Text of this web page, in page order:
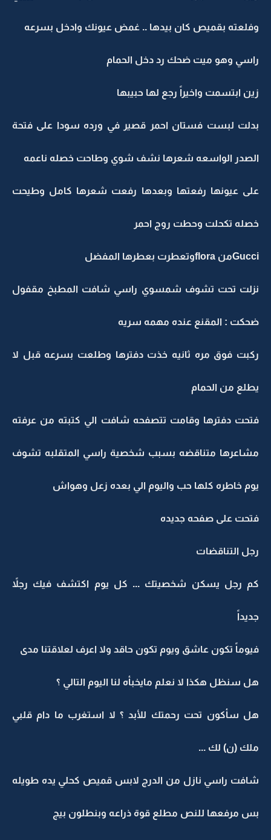
وفلعته بقميص كان بيدها .. غمض عيونك وادخل بسرعه
راسي وهو ميت ضحك رد دخل الحمام
زين ابتسمت واخيراً رجع لها حبيبها
بدلت لبست فستان احمر قصير في ورده سودا على فتحة
الصدر الواسعه شعرها نشف شوي وطاحت خصله ناعمه
على عيونها رفعتها وبعدها رفعت شعرها كامل وطيحت
خصله تكحلت وحطت روج احمر
Gucciمن floraوتعطرت بعطرها المفضل
نزلت تحت تشوف شمسوي راسي شافت المطبخ مقفول
ضحكت : المقنع عنده مهمه سريه
ركبت فوق مره ثانيه خذت دفترها وطلعت بسرعه قبل لا
يطلع من الحمام
فتحت دفترها وقامت تتصفحه شافت الي كتبته من عرفته
مشاعرها متناقضه بسبب شخصية راسي المتقلبه تشوف
يوم خاطره كلها حب واليوم الي بعده زعل وهواش
فتحت على صفحه جديده
رجل التناقضات
كم رجل يسكن شخصيتك ... كل يوم اكتشف فيك رجلاً
جديداً
فيوماً تكون عاشق ويوم تكون حاقد ولا اعرف لعلاقتنا مدى
هل سنظل هكذا لا نعلم مايخبأه لنا اليوم التالي ؟
هل سأكون تحت رحمتك للأبد ؟ لا استغرب ما دام قلبي
ملك (ن) لك ...
شافت راسي نازل من الدرج لابس قميص كحلي يده طويله
بس مرفعها للنص مطلع قوة ذراعه وبنطلون بيج